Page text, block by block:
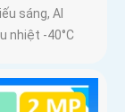
sáng, AI
nhiệt -40°C